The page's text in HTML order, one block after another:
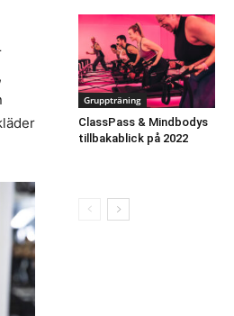
Gruppträning
ClassPass & Mindbodys
tillbakablick på 2022